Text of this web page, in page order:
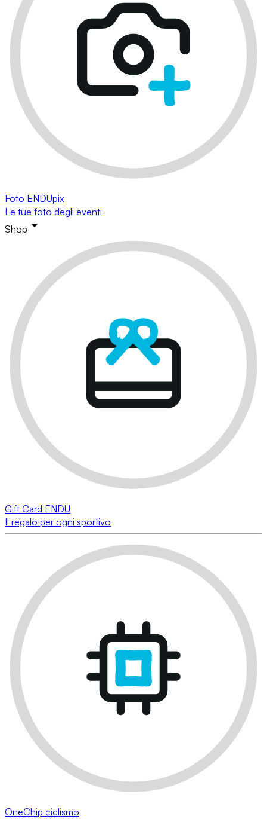
Foto ENDUpix
Le tue foto degli eventi
Shop
Gift Card ENDU
Il regalo per ogni sportivo
OneChip ciclismo